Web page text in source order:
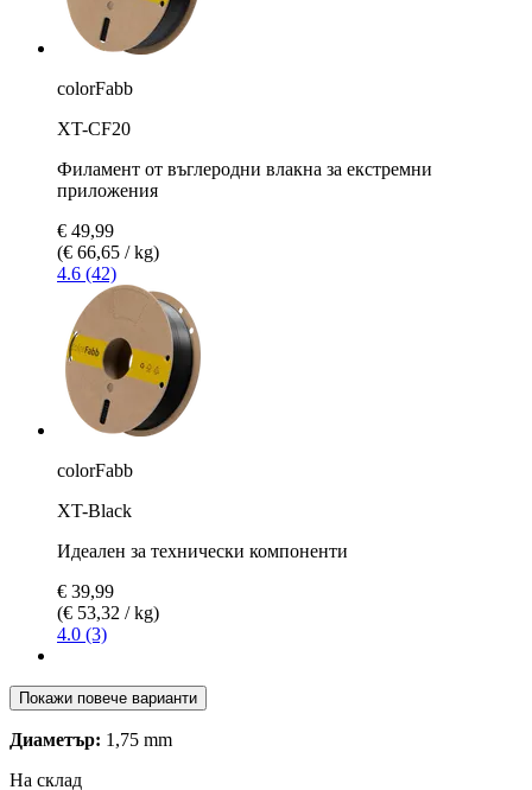
colorFabb
XT-CF20
Филамент от въглеродни влакна за екстремни
приложения
€ 49,99
(€ 66,65 / kg)
4.6 (42)
colorFabb
XT-Black
Идеален за технически компоненти
€ 39,99
(€ 53,32 / kg)
4.0 (3)
Покажи повече варианти
Диаметър: 1,75 mm
На склад